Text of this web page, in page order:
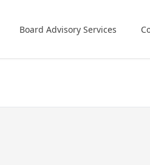
Board Advisory Services